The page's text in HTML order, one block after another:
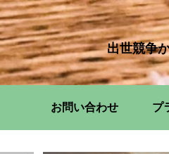
出世競争
お問い合わせ プ